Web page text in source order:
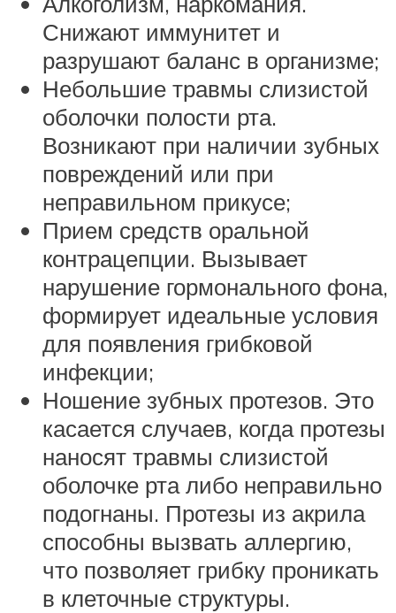
Снижают иммунитет и
разрушают баланс в организме;
Небольшие травмы слизистой
оболочки полости рта.
Возникают при наличии зубных
повреждений или при
неправильном прикусе;
Прием средств оральной
контрацепции. Вызывает
нарушение гормонального фона,
формирует идеальные условия
для появления грибковой
инфекции;
Ношение зубных протезов. Это
касается случаев, когда протезы
наносят травмы слизистой
оболочке рта либо неправильно
подогнаны. Протезы из акрила
способны вызвать аллергию,
что позволяет грибку проникать
в клеточные структуры.